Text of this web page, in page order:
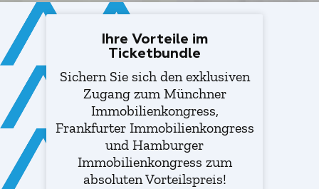
Ihre Vorteile im
Ticketbundle
Sichern Sie sich den exklusiven
Zugang zum Münchner
Immobilienkongress,
Frankfurter Immobilienkongress
und Hamburger
Immobilienkongress zum
absoluten Vorteilspreis!